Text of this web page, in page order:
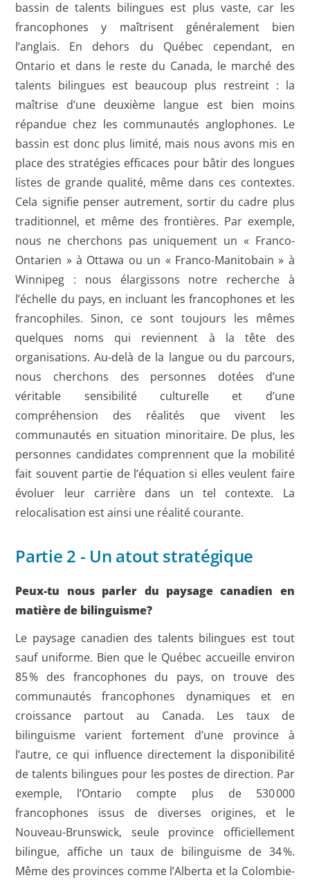
bassin de talents bilingues est plus vaste, car les
francophones y maîtrisent généralement bien
l’anglais. En dehors du Québec cependant, en
Ontario et dans le reste du Canada, le marché des
talents bilingues est beaucoup plus restreint : la
maîtrise d’une deuxième langue est bien moins
répandue chez les communautés anglophones. Le
bassin est donc plus limité, mais nous avons mis en
place des stratégies efficaces pour bâtir des longues
listes de grande qualité, même dans ces contextes.
Cela signifie penser autrement, sortir du cadre plus
traditionnel, et même des frontières. Par exemple,
nous ne cherchons pas uniquement un « Franco-
Ontarien » à Ottawa ou un « Franco-Manitobain » à
Winnipeg : nous élargissons notre recherche à
l’échelle du pays, en incluant les francophones et les
francophiles. Sinon, ce sont toujours les mêmes
quelques noms qui reviennent à la tête des
organisations. Au-delà de la langue ou du parcours,
nous cherchons des personnes dotées d’une
véritable sensibilité culturelle et d’une
compréhension des réalités que vivent les
communautés en situation minoritaire. De plus, les
personnes candidates comprennent que la mobilité
fait souvent partie de l’équation si elles veulent faire
évoluer leur carrière dans un tel contexte. La
relocalisation est ainsi une réalité courante.
Partie 2 - Un atout stratégique
Peux-tu nous parler du paysage canadien en
matière de bilinguisme?
Le paysage canadien des talents bilingues est tout
sauf uniforme. Bien que le Québec accueille environ
85 % des francophones du pays, on trouve des
communautés francophones dynamiques et en
croissance partout au Canada. Les taux de
bilinguisme varient fortement d’une province à
l’autre, ce qui influence directement la disponibilité
de talents bilingues pour les postes de direction. Par
exemple, l’Ontario compte plus de 530 000
francophones issus de diverses origines, et le
Nouveau-Brunswick, seule province officiellement
bilingue, affiche un taux de bilinguisme de 34 %.
Même des provinces comme l’Alberta et la Colombie-